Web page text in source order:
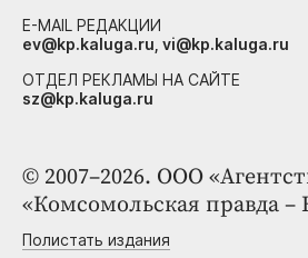
© 2007–2026. ООО
«Комсомольская правда –
Полистать издания
E-MAIL РЕДАКЦИИ
ev@kp.kaluga.ru, vi@kp.kaluga.ru
ОТДЕЛ РЕКЛАМЫ НА САЙТЕ
sz@kp.kaluga.ru